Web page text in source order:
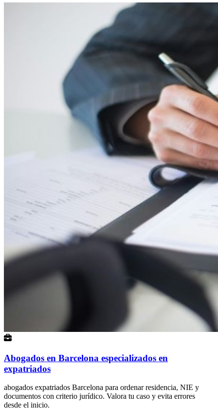
Abogados en Barcelona especializados en
expatriados
abogados expatriados Barcelona para ordenar residencia, NIE y
documentos con criterio jurídico. Valora tu caso y evita errores
desde el inicio.